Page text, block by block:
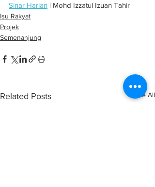
Sinar Harian | Mohd Izzatul Izuan Tahir
Isu Rakyat
Projek
Semenanjung
Related Posts See All